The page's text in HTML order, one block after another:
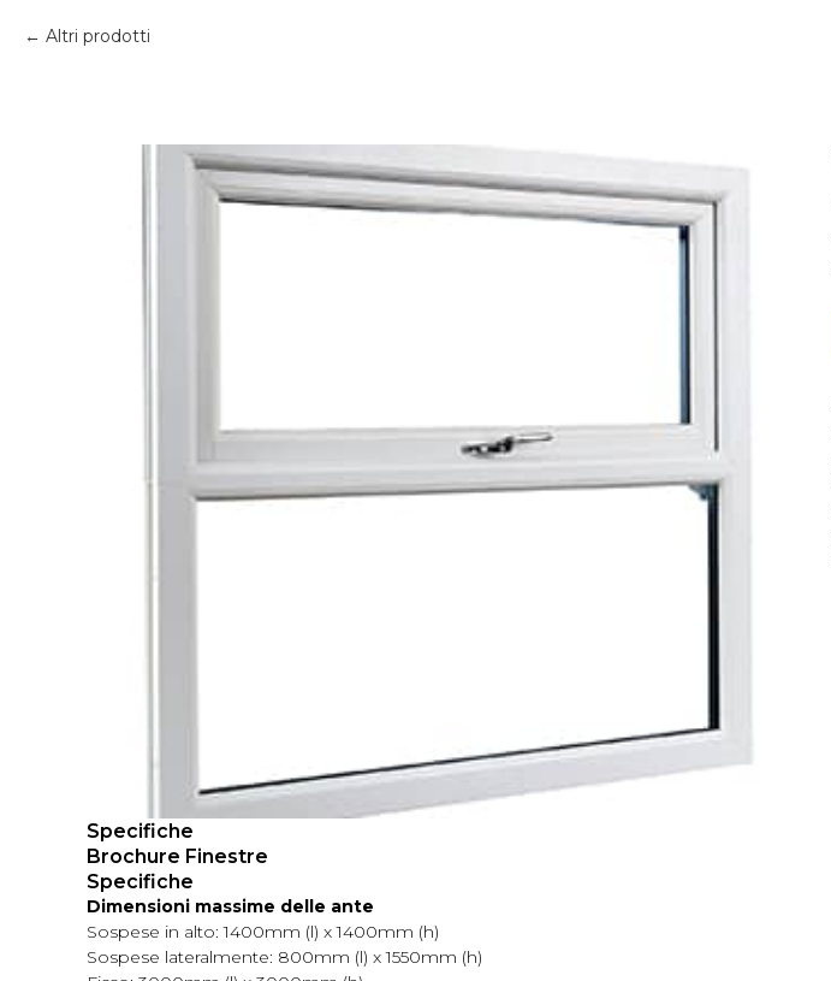
Altri prodotti
Specifiche
Brochure Finestre
Specifiche
Dimensioni massime delle ante
Sospese in alto: 1400mm (l) x 1400mm (h)
Sospese lateralmente: 800mm (l) x 1550mm (h)